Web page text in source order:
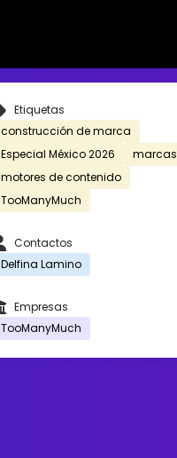
Etiquetas
construcción de marca
Especial México 2026
marcas
motores de contenido
TooManyMuch
Contactos
Delfina Lamino
Empresas
TooManyMuch